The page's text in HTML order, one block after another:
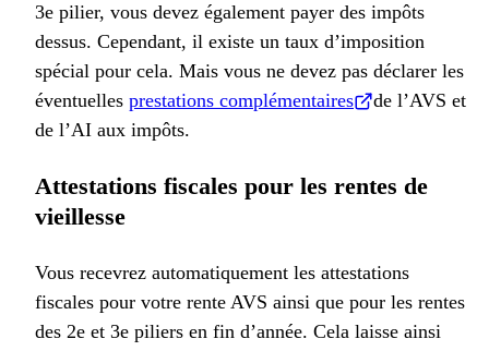
3e pilier, vous devez également payer des impôts
dessus. Cependant, il existe un taux d’imposition
spécial pour cela. Mais vous ne devez pas déclarer les
éventuelles prestations complémentaires
de l’AVS et
de l’AI aux impôts.
Attestations fiscales pour les rentes de
vieillesse
Vous recevrez automatiquement les attestations
fiscales pour votre rente AVS ainsi que pour les rentes
des 2e et 3e piliers en fin d’année. Cela laisse ainsi